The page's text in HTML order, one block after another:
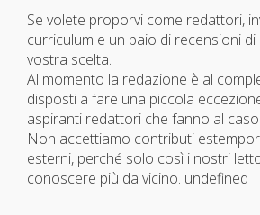
Se volete proporvi come redattori,
curriculum e un paio di recensioni di
vostra scelta.
Al momento la redazione è al
disposti a fare una piccola
aspiranti redattori che fanno al
Non accettiamo contributi
esterni, perché solo così i nostri
conoscere più da vicino. undefined